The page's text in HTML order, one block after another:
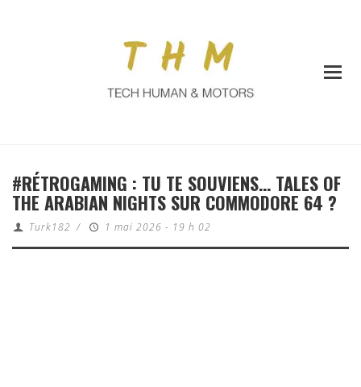
#RÉTROGAMING : TU TE SOUVIENS… TALES OF
THE ARABIAN NIGHTS SUR COMMODORE 64 ?
Turk182 / 1 mai 2026 - 19 h 02